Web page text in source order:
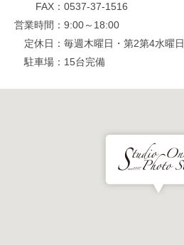
FAX
0537-37-1516
営業時間
9:00～18:00
定休日
毎週木曜日・第2第4水曜日
駐車場
15台完備